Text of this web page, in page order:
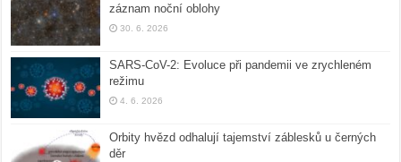
záznam noční oblohy
30. 6. 2026
SARS-CoV-2: Evoluce při pandemii ve zrychleném
režimu
4. 6. 2026
Orbity hvězd odhalují tajemství záblesků u černých
děr